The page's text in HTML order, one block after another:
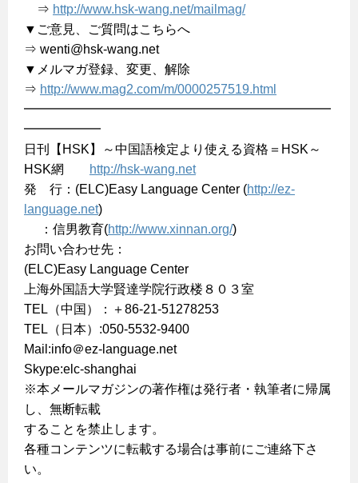
⇒ http://www.hsk-wang.net/mailmag/
▼ご意見、ご質問はこちらへ
⇒ wenti@hsk-wang.net
▼メルマガ登録、変更、解除
⇒ http://www.mag2.com/m/0000257519.html
━━━━━━━━━━━━━━━━━━━━━━━━
━━━━━━
日刊【HSK】～中国語検定より使える資格＝HSK～
HSK網
http://hsk-wang.net
発 行：(ELC)Easy Language Center (http://ez-
language.net)
：信男教育(http://www.xinnan.org/)
お問い合わせ先：
(ELC)Easy Language Center
上海外国語大学賢達学院行政楼８０３室
TEL（中国）：＋86-21-51278253
TEL（日本）:050-5532-9400
Mail:info＠ez-language.net
Skype:elc-shanghai
※本メールマガジンの著作権は発行者・執筆者に帰属
し、無断転載
することを禁止します。
各種コンテンツに転載する場合は事前にご連絡下さ
い。